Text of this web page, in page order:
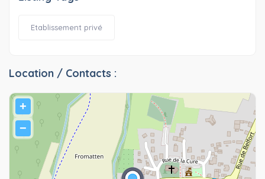
Etablissement privé
Location / Contacts :
+
−